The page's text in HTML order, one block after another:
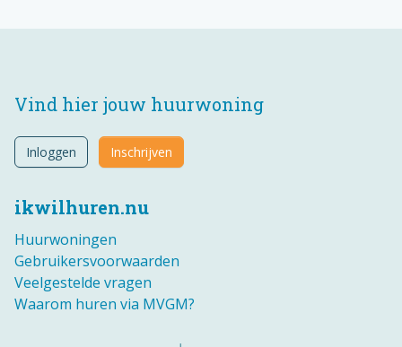
ikwilhuren.nu
Huurwoningen
Gebruikersvoorwaarden
Veelgestelde vragen
Waarom huren via MVGM?
Vind hier jouw huurwoning
Inloggen Inschrijven